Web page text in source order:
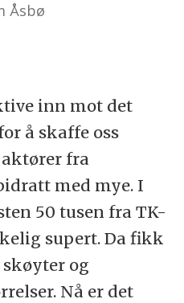
Åsbø
inn mot det
å skaffe oss
fra
med mye. I
50 tusen fra TK-
supert. Da fikk
og
Nå er det